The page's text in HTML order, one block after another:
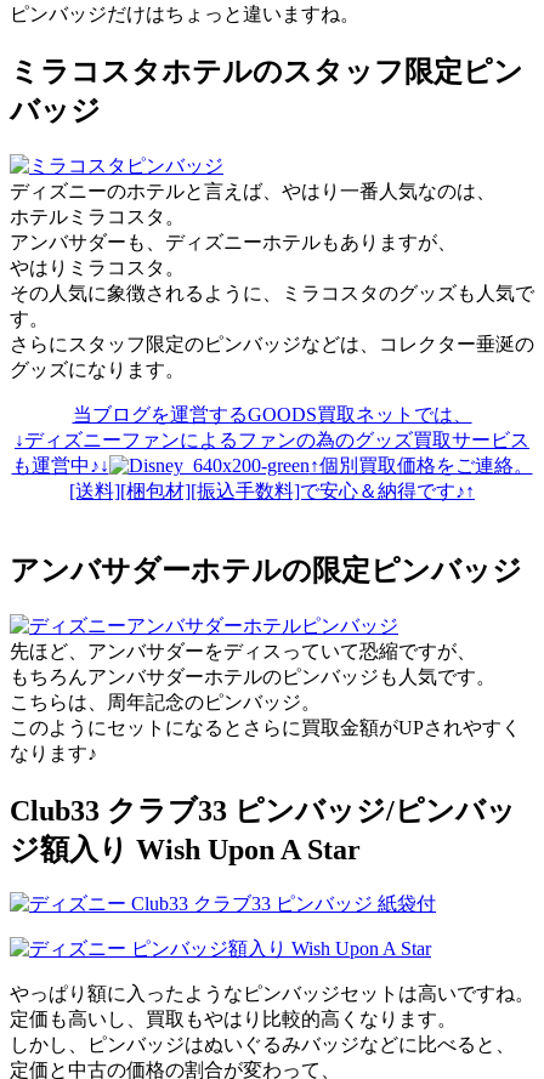
ピンバッジだけはちょっと違いますね。
ミラコスタホテルのスタッフ限定ピン
バッジ
ディズニーのホテルと言えば、やはり一番人気なのは、
ホテルミラコスタ。
アンバサダーも、ディズニーホテルもありますが、
やはりミラコスタ。
その人気に象徴されるように、ミラコスタのグッズも人気で
す。
さらにスタッフ限定のピンバッジなどは、コレクター垂涎の
グッズになります。
当ブログを運営するGOODS買取ネットでは、
↓ディズニーファンによるファンの為のグッズ買取サービス
も運営中♪↓
↑個別買取価格をご連絡。
[送料][梱包材][振込手数料]で安心＆納得です♪↑
アンバサダーホテルの限定ピンバッジ
先ほど、アンバサダーをディスっていて恐縮ですが、
もちろんアンバサダーホテルのピンバッジも人気です。
こちらは、周年記念のピンバッジ。
このようにセットになるとさらに買取金額がUPされやすく
なります♪
Club33 クラブ33 ピンバッジ/ピンバッ
ジ額入り Wish Upon A Star
やっぱり額に入ったようなピンバッジセットは高いですね。
定価も高いし、買取もやはり比較的高くなります。
しかし、ピンバッジはぬいぐるみバッジなどに比べると、
定価と中古の価格の割合が変わって、